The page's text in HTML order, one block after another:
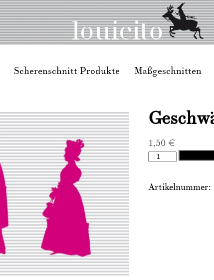
Scherenschnitt Produkte Maßgeschnitten
1,50 €
Geschwätz
Artikelnummer: